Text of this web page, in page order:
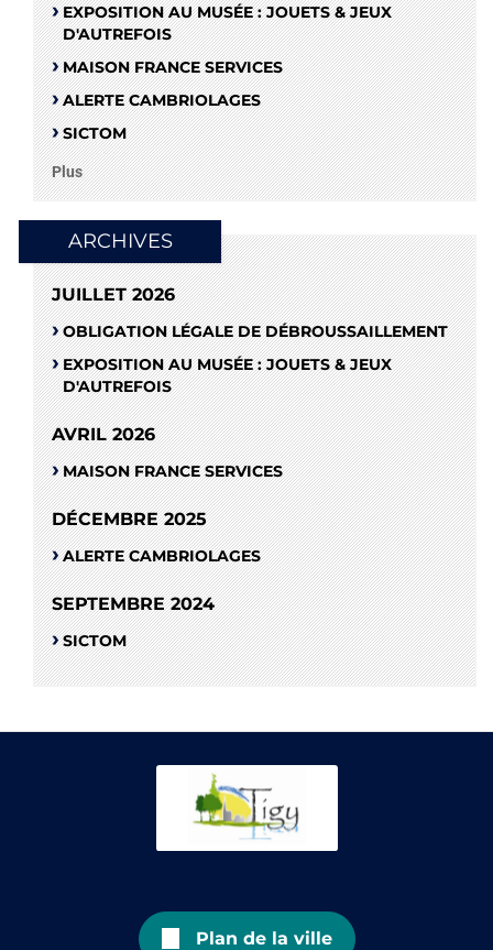
EXPOSITION AU MUSÉE : JOUETS & JEUX
D'AUTREFOIS
MAISON FRANCE SERVICES
ALERTE CAMBRIOLAGES
SICTOM
Plus
ARCHIVES
JUILLET 2026
OBLIGATION LÉGALE DE DÉBROUSSAILLEMENT
EXPOSITION AU MUSÉE : JOUETS & JEUX
D'AUTREFOIS
AVRIL 2026
MAISON FRANCE SERVICES
DÉCEMBRE 2025
ALERTE CAMBRIOLAGES
SEPTEMBRE 2024
SICTOM
Plan de la ville